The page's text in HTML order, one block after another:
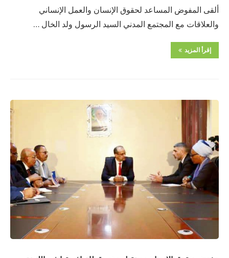
ألقى المفوض المساعد لحقوق الإنسان والعمل الإنساني
والعلاقات مع المجتمع المدني السيد الرسول ولد الخال …
إقرأ المزيد